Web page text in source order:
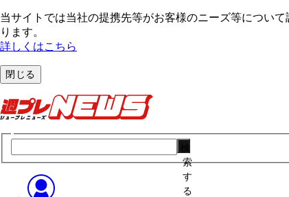
当サイトでは当社の提携先等がお客様のニーズ等につい
ります。
詳しくはこちら
閉じる
索
す
る